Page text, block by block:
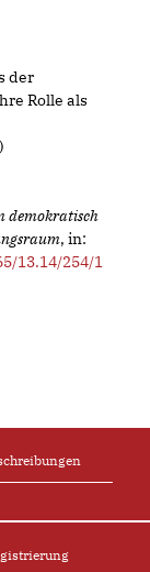
der
Rolle als
demokratisch
, in:
13.14/254/1